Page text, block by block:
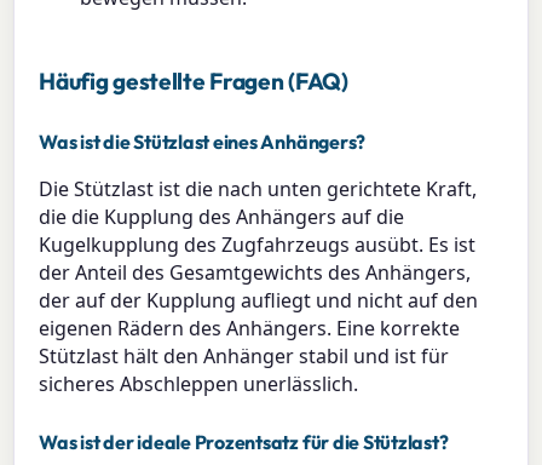
Häufig gestellte Fragen (FAQ)
Was ist die Stützlast eines Anhängers?
Die Stützlast ist die nach unten gerichtete Kraft,
die die Kupplung des Anhängers auf die
Kugelkupplung des Zugfahrzeugs ausübt. Es ist
der Anteil des Gesamtgewichts des Anhängers,
der auf der Kupplung aufliegt und nicht auf den
eigenen Rädern des Anhängers. Eine korrekte
Stützlast hält den Anhänger stabil und ist für
sicheres Abschleppen unerlässlich.
Was ist der ideale Prozentsatz für die Stützlast?